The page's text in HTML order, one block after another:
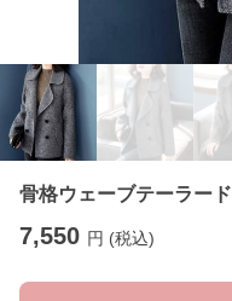
骨格ウェーブテーラー
7,550 円 (税込)